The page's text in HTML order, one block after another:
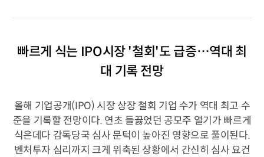
빠르게 식는 IPO시장 '철회'도 급증…역대 최
대 기록 전망
올해 기업공개(IPO) 시장 상장 철회 기업 수가 역대 최고 수
준을 기록할 전망이다. 연초 들끓었던 공모주 열기가 빠르게
식은데다 감독당국 심사 문턱이 높아진 영향으로 풀이된다.
벤처투자 심리까지 크게 위축된 상황에서 간신히 심사 요건